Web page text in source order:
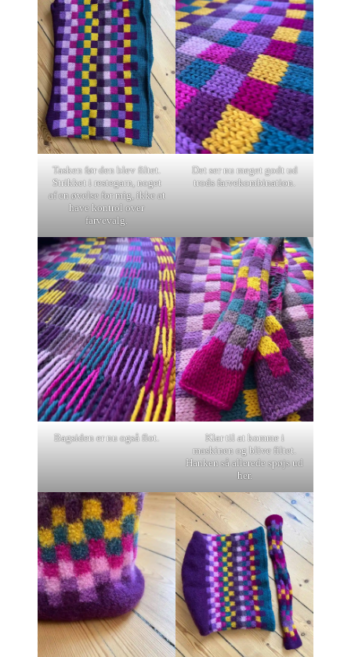
Tasken før den blev filtet.
Strikket i restegarn, noget
af en øvelse for mig, ikke at
have kontrol over
farvevalg.
Det ser nu meget godt ud
trods farvekombination.
Bagsiden er nu også flot.
Klar til at komme i
maskinen og blive filtet.
Hanken så allerede spøjs ud
her.